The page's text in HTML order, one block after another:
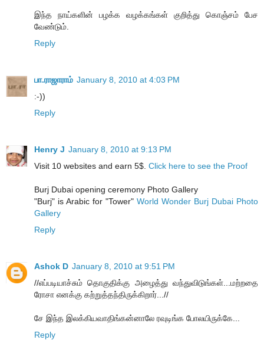
இந்த நாய்களின் பழக்க வழக்கங்கள் குறித்து கொஞ்சம் பேச
வேண்டும்.
Reply
பா.ராஜாராம் January 8, 2010 at 4:03 PM
:-))
Reply
Henry J January 8, 2010 at 9:13 PM
Visit 10 websites and earn 5$. Click here to see the Proof
Burj Dubai opening ceremony Photo Gallery
"Burj" is Arabic for "Tower" World Wonder Burj Dubai Photo
Gallery
Reply
Ashok D January 8, 2010 at 9:51 PM
//எப்படியாச்சும் தொகுதிக்கு அழைத்து வந்துவிடுங்கள்...மற்றதை
ரோசா எனக்கு கற்றுத்தந்திருக்கிறார்...//
சே இந்த இலக்கியவாதிங்கன்னாலே ரவுடிங்க போலயிருக்கே...
Reply